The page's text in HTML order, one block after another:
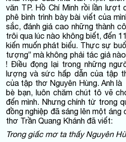
văn TP. Hồ Chí Minh rồi lần lượt
phê bình trình bày bài viết của
sắc, đánh giá cao những thành
trôi qua lúc nào không biết, đến
kiến muốn phát biểu. Thực sự
tượng” mà không phải tác giả
! Điều đọng lại trong những
lượng và sức hấp dẫn của tập
của tập thơ Nguyên Hùng. Anh
bè bạn, luôn chăm chút tô vẽ
đến mình. Nhưng chính từ trong
đồng nghiệp đã sáng lên một áng
thơ Trần Quang Khánh đã viết:
Trong giấc mơ ta thấy Nguyên